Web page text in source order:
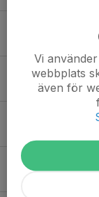
Bo
27 apr
Bo
Vi
webbplats
även för